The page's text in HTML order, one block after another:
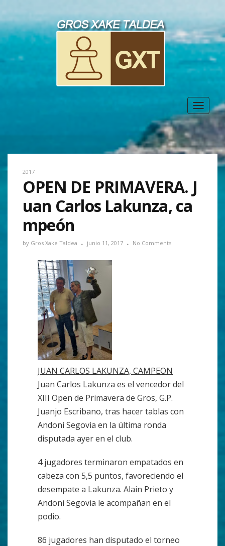
Toggle
2017
OPEN DE PRIMAVERA. J
uan Carlos Lakunza, ca
mpeón
by Gros Xake Taldea junio 11, 2017 No Comments
JUAN CARLOS LAKUNZA, CAMPEON
Juan Carlos Lakunza es el vencedor del
XIII Open de Primavera de Gros, G.P.
Juanjo Escribano, tras hacer tablas con
Andoni Segovia en la última ronda
disputada ayer en el club.
4 jugadores terminaron empatados en
cabeza con 5,5 puntos, favoreciendo el
desempate a Lakunza. Alain Prieto y
Andoni Segovia le acompañan en el
podio.
86 jugadores han disputado el torneo